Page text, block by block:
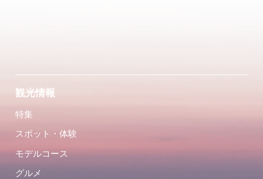
観光情報
特集
スポット・体験
モデルコース
グルメ